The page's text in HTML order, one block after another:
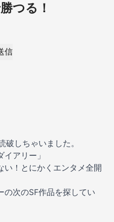
つる！
信
破しちゃいました。
アリー」
い！とにかくエンタメ全開
の次のSF作品を探してい